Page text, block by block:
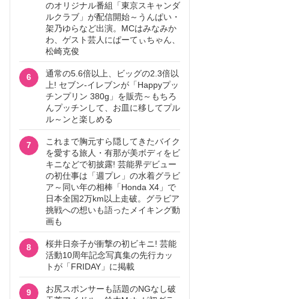
のオリジナル番組「東京スキャンダ
ルクラブ」が配信開始～うんぱい・
架乃ゆらなど出演。MCはみなみか
わ、ゲスト芸人にぱーてぃちゃん、
松崎克俊
6
通常の5.6倍以上、ビッグの2.3倍以
上! セブン‐イレブンが「Happyプッ
チンプリン 380g」を販売～もちろ
んプッチンして、お皿に移してプル
ル～ンと楽しめる
7
これまで胸元すら隠してきたバイク
を愛する旅人・有那が美ボディをビ
キニなどで初披露! 芸能界デビュー
の初仕事は「週プレ」の水着グラビ
ア～同い年の相棒「Honda X4」で
日本全国2万km以上走破。グラビア
挑戦への想いも語ったメイキング動
画も
8
桜井日奈子が衝撃の初ビキニ! 芸能
活動10周年記念写真集の先行カッ
トが「FRIDAY」に掲載
9
お尻スポンサーも話題のNGなし破